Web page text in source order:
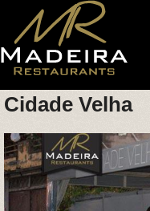
HOME
COMER FORA
GLOSSÁRIO
CONTACTOS
Cidade Velha